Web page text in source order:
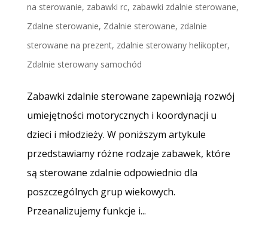
na sterowanie, zabawki rc, zabawki zdalnie sterowane,
Zdalne sterowanie, Zdalnie sterowane, zdalnie
sterowane na prezent, zdalnie sterowany helikopter,
Zdalnie sterowany samochód
Zabawki zdalnie sterowane zapewniają rozwój
umiejętności motorycznych i koordynacji u
dzieci i młodzieży. W poniższym artykule
przedstawiamy różne rodzaje zabawek, które
są sterowane zdalnie odpowiednio dla
poszczególnych grup wiekowych.
Przeanalizujemy funkcje i...